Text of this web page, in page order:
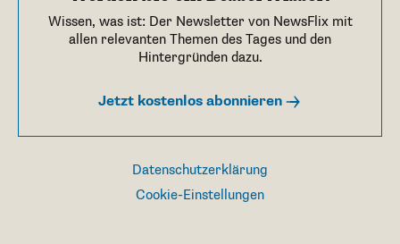
Wissen, was ist: Der Newsletter von NewsFlix mit
allen relevanten Themen des Tages und den
Hintergründen dazu.
Jetzt kostenlos abonnieren
Datenschutzerklärung
Cookie-Einstellungen